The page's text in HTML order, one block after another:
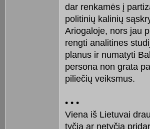
dar renkamės į
politinių kalinių
Ariogaloje, nors jau
rengti analitines
planus ir numatyti
persona non grata
piliečių veiksmus.
• • •
Viena iš Lietuvai
tyčia ar netyčia